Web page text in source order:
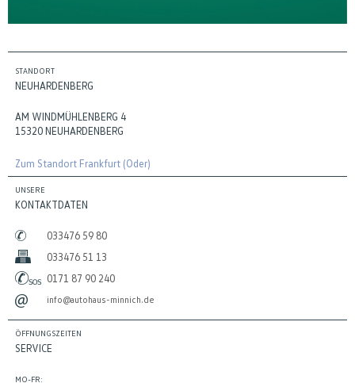
STANDORT
NEUHARDENBERG
AM WINDMÜHLENBERG 4
15320 NEUHARDENBERG
Zum Standort Frankfurt (Oder)
UNSERE
KONTAKTDATEN
033476 59 80
033476 51 13
0171 87 90 240
info@autohaus-minnich.de
ÖFFNUNGSZEITEN
SERVICE
MO-FR: